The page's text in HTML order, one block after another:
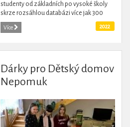
studenty od základních po vysoké školy
skrze rozsáhlou databázi více jak 300
mimoškolních aktivit i další doprovodné
činnosti.
Více 2022
Dárky pro Dětský domov
Nepomuk